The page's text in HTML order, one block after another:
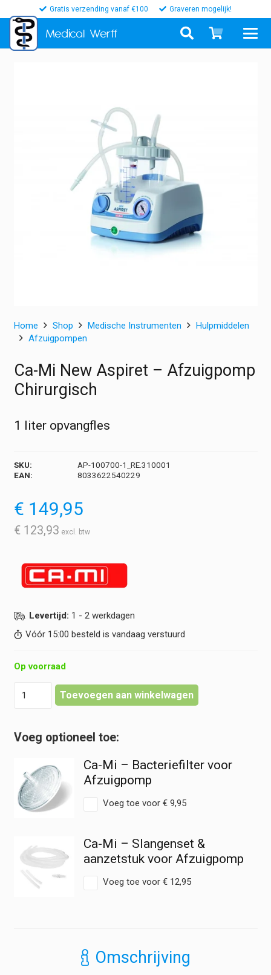
Gratis verzending vanaf €100 Graveren mogelijk!
Medical Werff
Home Shop Medische Instrumenten
Hulpmiddelen
Afzuigpompen
Ca-Mi New Aspiret – Afzuigpomp
Chirurgisch
1 liter opvangfles
SKU:
AP-100700-1_RE.310001
EAN:
8033622540229
€ 149,95
€ 123,93
Levertijd: 1 - 2 werkdagen
Vóór 15:00 besteld is vandaag verstuurd
Op voorraad
-
Chirurgisch
hoeveelheid
Toevoegen aan winkelwagen
Ca-Mi – Bacteriefilter voor
Afzuigpomp
Voeg toe voor €9,95
Ca-Mi – Slangenset &
aanzetstuk voor Afzuigpomp
Voeg toe voor €12,95
Omschrijving